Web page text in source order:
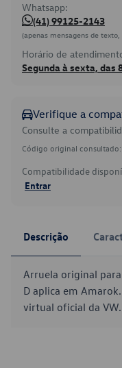
Whatsapp:
(41) 99125-2143
(apenas mensagens de
Horário de
Segunda à sexta, das
Verifique a
Consulte a
Código original consultado:
Compatibilidade
Entrar
Descrição
Arruela original
D aplica em
virtual oficial da VW.